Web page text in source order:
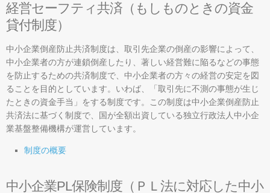
飲食店・宿泊・お土産情報
経営セーフティ共済（もしものときの資金
貸付制度）
中小企業倒産防止共済制度は、取引先企業の倒産の影響によって、
中小企業者の方が連鎖倒産したり、著しい経営難に陥るなどの事態
を防止するための共済制度で、中小企業者の方々の経営の安定を図
ることを目的としています。いわば、「取引先に不測の事態が生じ
たときの資金手当」をする制度です。この制度は中小企業倒産防止
共済法に基づく制度で、国が全額出資している独立行政法人中小企
業基盤整備機構が運営しています。
制度の概要
中小企業PL保険制度（ＰＬ法に対応した中小